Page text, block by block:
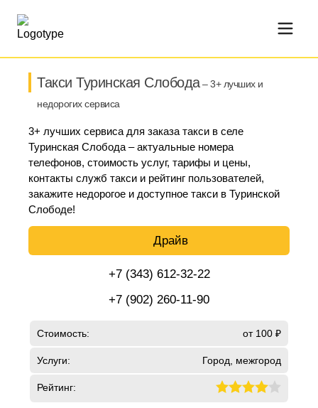
Такси Туринская Слобода– 3+ лучших и
недорогих сервиса
3+ лучших сервиса для заказа такси в селе
Туринская Слобода – актуальные номера
телефонов, стоимость услуг, тарифы и цены,
контакты служб такси и рейтинг пользователей,
закажите недорогое и доступное такси в Туринской
Слободе!
Драйв
+7 (343) 612-32-22
+7 (902) 260-11-90
Стоимость: от 100 ₽
Услуги: Город, межгород
Рейтинг: